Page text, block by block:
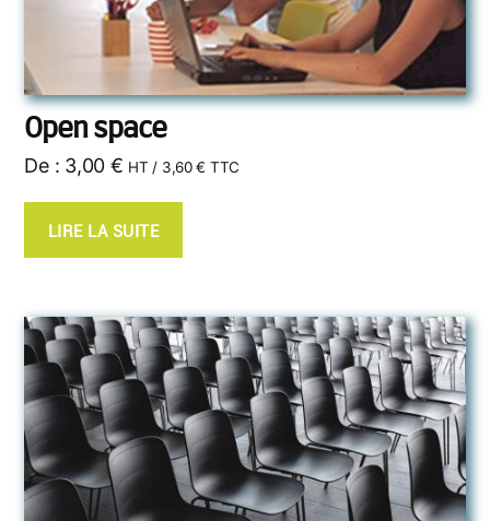
Open space
De : 3,00 € HT / 3,60€ TTC
LIRE LA SUITE